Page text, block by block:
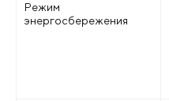
Режим
энергосбережения